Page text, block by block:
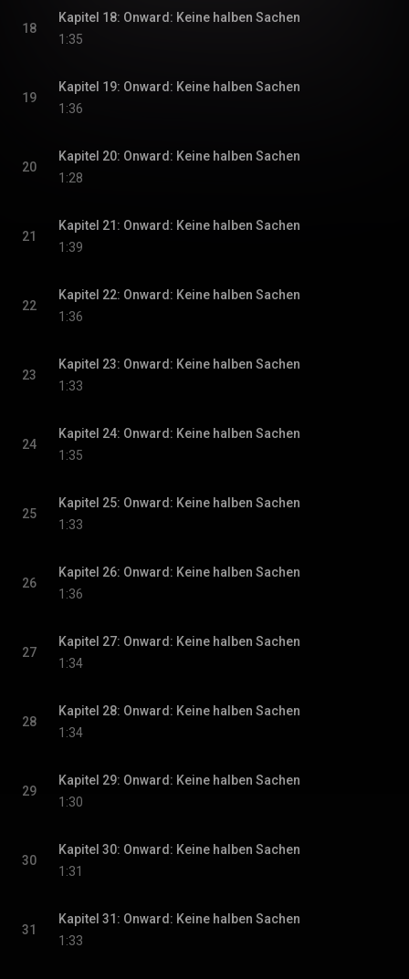
18
Kapitel 18: Onward: Keine halben Sachen
1:35
19
Kapitel 19: Onward: Keine halben Sachen
1:36
20
Kapitel 20: Onward: Keine halben Sachen
1:28
21
Kapitel 21: Onward: Keine halben Sachen
1:39
22
Kapitel 22: Onward: Keine halben Sachen
1:36
23
Kapitel 23: Onward: Keine halben Sachen
1:33
24
Kapitel 24: Onward: Keine halben Sachen
1:35
25
Kapitel 25: Onward: Keine halben Sachen
1:33
26
Kapitel 26: Onward: Keine halben Sachen
1:36
27
Kapitel 27: Onward: Keine halben Sachen
1:34
28
Kapitel 28: Onward: Keine halben Sachen
1:34
29
Kapitel 29: Onward: Keine halben Sachen
1:30
30
Kapitel 30: Onward: Keine halben Sachen
1:31
31
Kapitel 31: Onward: Keine halben Sachen
1:33